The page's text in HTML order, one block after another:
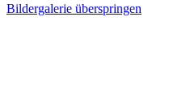
Bildergalerie überspringen